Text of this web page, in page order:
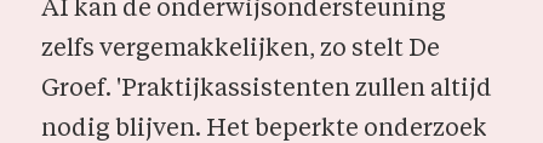
AI kan de onderwijsondersteuning
zelfs vergemakkelijken, zo stelt De
Groef. 'Prak­tijk­assistenten zullen altijd
nodig blijven. Het beperkte onderzoek